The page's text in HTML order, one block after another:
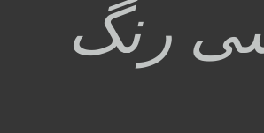
رنگ